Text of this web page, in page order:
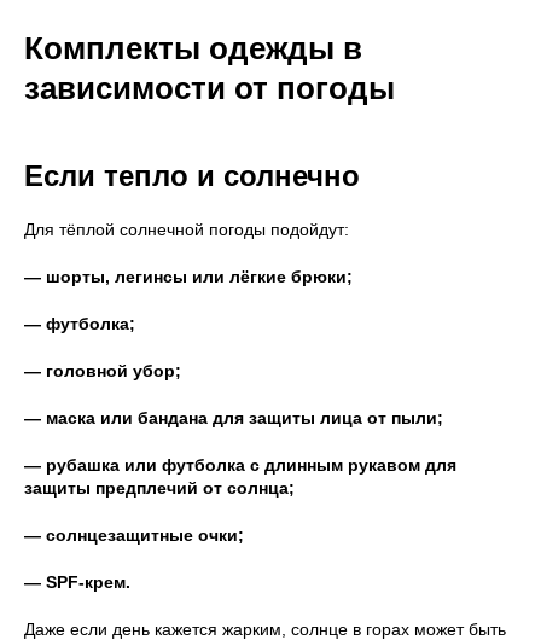
Комплекты одежды в
зависимости от погоды
Если тепло и солнечно
Для тёплой солнечной погоды подойдут:
— шорты, легинсы или лёгкие брюки;
— футболка;
— головной убор;
— маска или бандана для защиты лица от пыли;
— рубашка или футболка с длинным рукавом для
защиты предплечий от солнца;
— солнцезащитные очки;
— SPF-крем.
Даже если день кажется жарким, солнце в горах может быть